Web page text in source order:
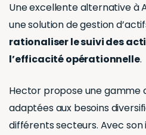
Une excellente alternative à
une solution de gestion
rationaliser le suivi des
l’efficacité opérationnelle.
Hector propose une gamme
adaptées aux besoins
différents secteurs. Avec